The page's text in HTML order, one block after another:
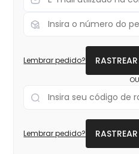
Lembrar pedido? RASTREAR
OU
Lembrar pedido? RASTREAR